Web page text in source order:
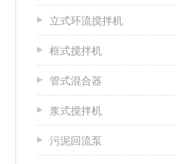
立式环流搅拌机
框式搅拌机
管式混合器
浆式搅拌机
污泥回流泵